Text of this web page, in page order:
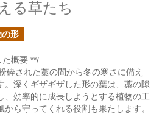
る草たち
の形
た概要 **/
砕された藁の間から冬の寒さに備え
。深くギザギザした形の葉は、藁の隙
、効率的に成長しようとする植物の工
ら守ってくれる役割も果たします。